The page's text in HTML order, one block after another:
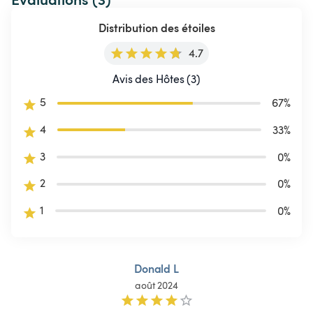
Distribution des étoiles
4.7
Avis des Hôtes (3)
5
67%
4
33%
3
0%
2
0%
1
0%
Donald L
août 2024